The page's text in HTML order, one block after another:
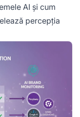
AI și cum
percepția